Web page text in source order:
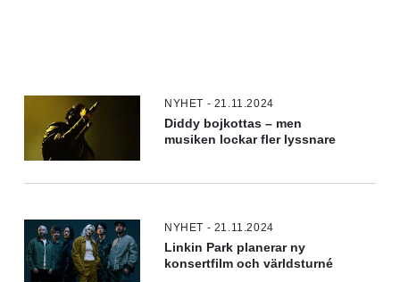
NYHET - 21.11.2024
Diddy bojkottas – men
musiken lockar fler lyssnare
NYHET - 21.11.2024
Linkin Park planerar ny
konsertfilm och världsturné